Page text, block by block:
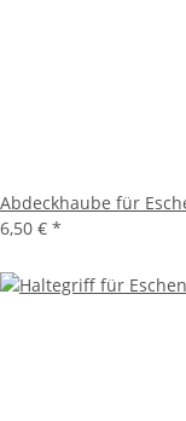
Abdeckhaube für
6,50 € *